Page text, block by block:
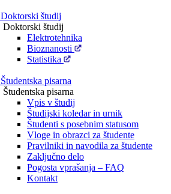
Doktorski študij
Doktorski študij
Elektrotehnika
Bioznanosti
Statistika
Študentska pisarna
Študentska pisarna
Vpis v študij
Študijski koledar in urnik
Študenti s posebnim statusom
Vloge in obrazci za študente
Pravilniki in navodila za študente
Zaključno delo
Pogosta vprašanja – FAQ
Kontakt